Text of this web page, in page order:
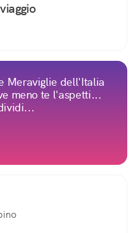
Meraviglie dell'Italia
meno te l'aspetti...